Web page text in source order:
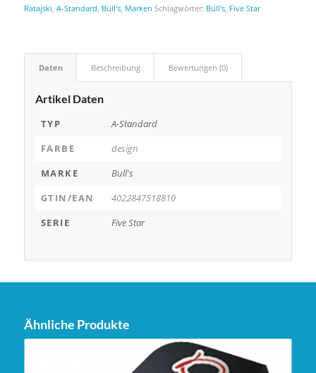
Ratajski, A-Standard, Bull's, Marken Schlagwörter: Bull's, Five Star
Daten Beschreibung Bewertungen (0)
Artikel Daten
TYP
A-Standard
FARBE
design
MARKE
Bull's
GTIN/EAN
4022847518810
SERIE
Five Star
Ähnliche Produkte